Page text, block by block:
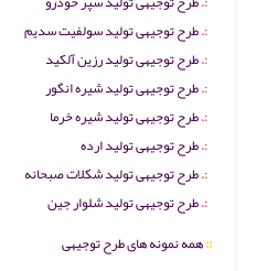
طرح توجیهی تولید سولفیت سدیم
طرح توجیهی تولید رزین آلکید
طرح توجیهی تولید شیره انگور
طرح توجیهی تولید شیره خرما
طرح توجیهی تولید ارده
طرح توجیهی تولید شکلات صبحانه
طرح توجیهی تولید شلوار جین
::همه نمونه های طرح توجیهی